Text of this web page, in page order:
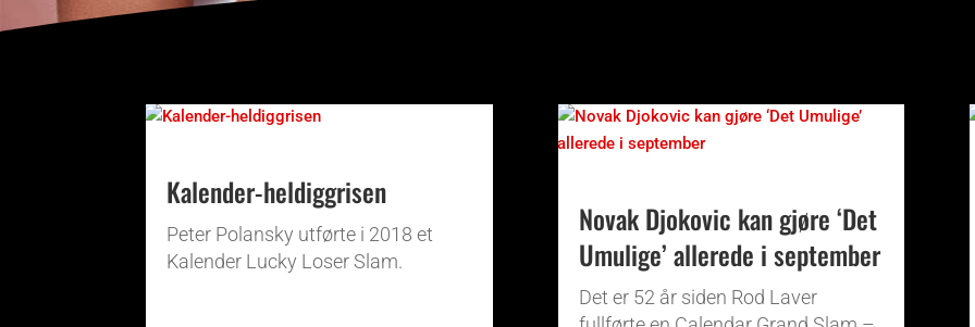
Kalender-heldiggrisen
Peter Polansky utførte i 2018 et
Kalender Lucky Loser Slam.
Novak Djokovic kan gjøre ‘Det
Umulige’ allerede i september
Det er 52 år siden Rod Laver